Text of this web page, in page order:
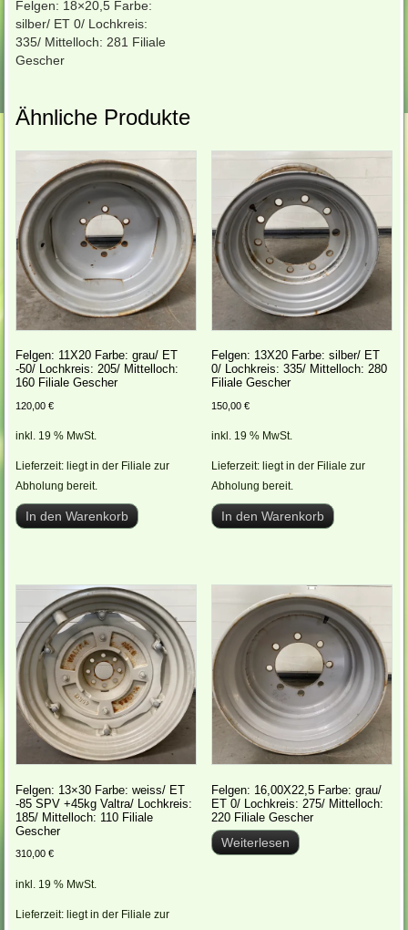
Felgen: 18×20,5 Farbe:
silber/ ET 0/ Lochkreis:
335/ Mittelloch: 281 Filiale
Gescher
Ähnliche Produkte
Felgen: 11X20 Farbe: grau/ ET
-50/ Lochkreis: 205/ Mittelloch:
160 Filiale Gescher
120,00€
inkl. 19 % MwSt.
Lieferzeit: liegt in der Filiale zur
Abholung bereit.
In den Warenkorb
Felgen: 13X20 Farbe: silber/ ET
0/ Lochkreis: 335/ Mittelloch: 280
Filiale Gescher
150,00€
inkl. 19 % MwSt.
Lieferzeit: liegt in der Filiale zur
Abholung bereit.
In den Warenkorb
Felgen: 13×30 Farbe: weiss/ ET
-85 SPV +45kg Valtra/ Lochkreis:
185/ Mittelloch: 110 Filiale
Gescher
310,00€
inkl. 19 % MwSt.
Lieferzeit:liegt in der Filiale zur
Felgen: 16,00X22,5 Farbe: grau/
ET 0/ Lochkreis: 275/ Mittelloch:
220 Filiale Gescher
Weiterlesen